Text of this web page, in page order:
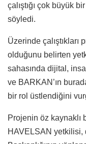
çalıştığı çok büyük
söyledi.
Üzerinde çalıştıkları
olduğunu belirten
sahasında dijital,
ve BARKAN’ın
bir rol üstlendiğini
Projenin öz kaynaklı
HAVELSAN yetkilisi,